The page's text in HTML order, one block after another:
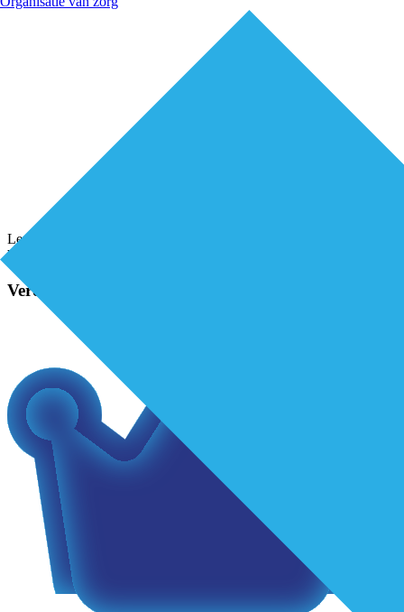
Lees hier het hele artikel! 0.9 artikel, 13-06-24, palliatieve kit nu ook
beschikbaar in regio rijnmondDownloaden
Verder lezen?